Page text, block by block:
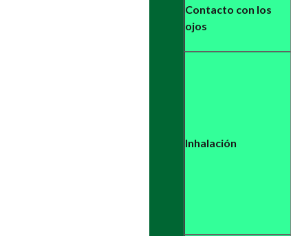
Contacto con los
ojos
Inhalación